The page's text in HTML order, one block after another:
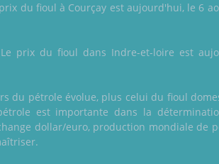
du fioul à Courçay est aujourd'hui, le 6
Le prix du fioul dans Indre-et-loire est
du pétrole évolue, plus celui du fioul
est importante dans la
dollar/euro, production mondiale de